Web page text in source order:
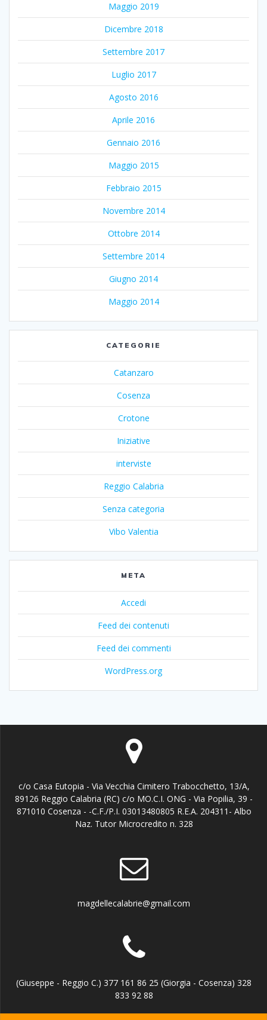
Maggio 2019
Dicembre 2018
Settembre 2017
Luglio 2017
Agosto 2016
Aprile 2016
Gennaio 2016
Maggio 2015
Febbraio 2015
Novembre 2014
Ottobre 2014
Settembre 2014
Giugno 2014
Maggio 2014
CATEGORIE
Catanzaro
Cosenza
Crotone
Iniziative
interviste
Reggio Calabria
Senza categoria
Vibo Valentia
META
Accedi
Feed dei contenuti
Feed dei commenti
WordPress.org
c/o Casa Eutopia - Via Vecchia Cimitero Trabocchetto, 13/A,
89126 Reggio Calabria (RC) c/o MO.C.I. ONG - Via Popilia, 39 -
871010 Cosenza - -C.F./P.I. 03013480805 R.E.A. 204311- Albo
Naz. Tutor Microcredito n. 328
magdellecalabrie@gmail.com
(Giuseppe - Reggio C.) 377 161 86 25 (Giorgia - Cosenza) 328
833 92 88